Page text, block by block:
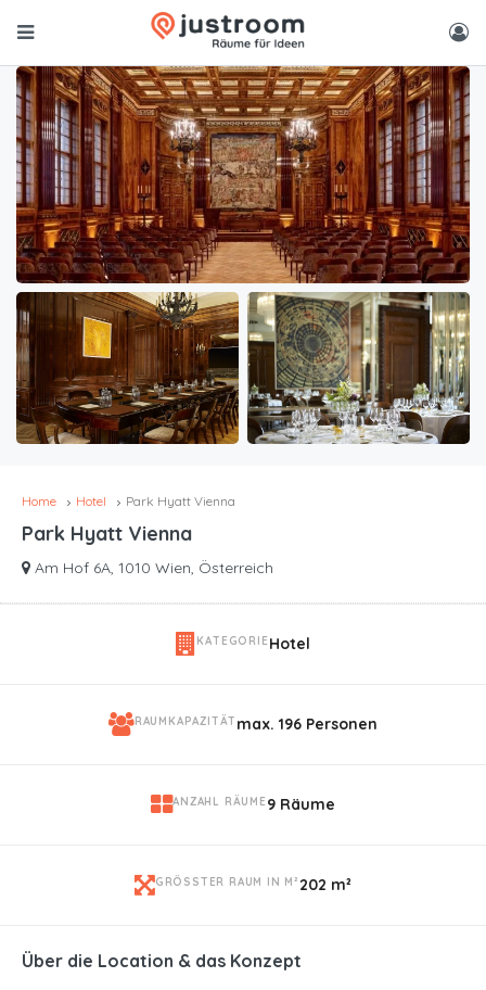
Home Hotel Park Hyatt Vienna
Park Hyatt Vienna
Am Hof 6A, 1010 Wien, Österreich
KATEGORIE Hotel
RAUMKAPAZITÄT max. 196 Personen
ANZAHL RÄUME 9 Räume
GRÖSSTER RAUM IN M² 202 m²
Über die Location & das Konzept